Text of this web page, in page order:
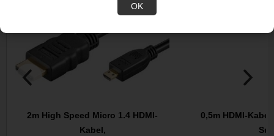
OK
2m High Speed Micro 1.4 HDMI-
Kabel,
0,5m HDMI-